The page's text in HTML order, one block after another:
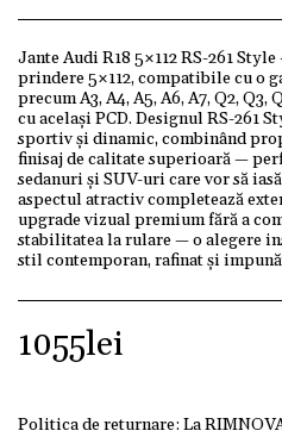
Jante Audi R18 5×112 RS-261
prindere 5×112, compatibile cu o
precum A3, A4, A5, A6, A7, Q2,
cu același PCD. Designul RS-261
sportiv și dinamic, combinând
finisaj de calitate superioară —
sedanuri și SUV-uri care vor să
aspectul atractiv completează
upgrade vizual premium fără a
stabilitatea la rulare — o alegere
stil contemporan, rafinat și
1055lei
Politica de returnare: La